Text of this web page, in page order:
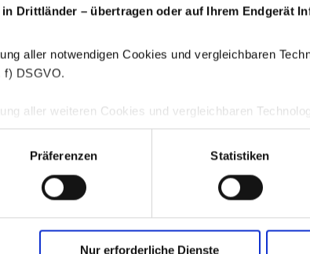
Drittländer – übertragen oder auf Ihrem Endgerät
aller notwendigen Cookies und vergleichbaren
f) DSGVO.
aller weiteren Cookies und vergleichbaren
1 S. 1 lit. a) DSGVO.
Präferenzen Statistiken
Nur erforderliche Dienste
GWQ